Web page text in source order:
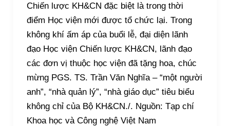
Chiến lược KH&CN đặc biệt là trong thời
điểm Học viện mới được tổ chức lại. Trong
không khí ấm áp của buổi lễ, đại diện lãnh
đạo Học viện Chiến lược KH&CN, lãnh đạo
các đơn vị thuộc học viện đã tặng hoa, chúc
mừng PGS. TS. Trần Văn Nghĩa – “một người
anh”, “nhà quản lý”, “nhà giáo dục” tiêu biểu
không chỉ của Bộ KH&CN./. Nguồn: Tạp chí
Khoa học và Công nghệ Việt Nam